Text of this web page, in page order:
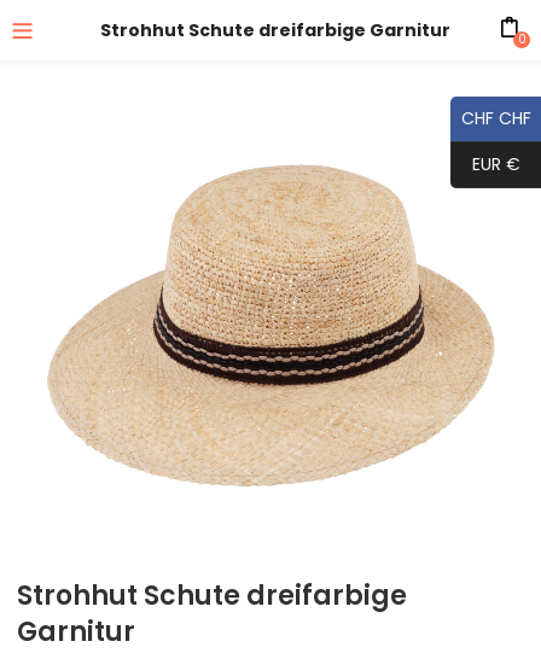
Strohhut Schute dreifarbige Garnitur 0
Strohhut Schute dreifarbige
Garnitur
CHF CHF
EUR €